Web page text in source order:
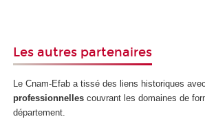
Les autres partenaires
Le Cnam-Efab a tissé des liens historiques
professionnelles couvrant les domaines de
département.